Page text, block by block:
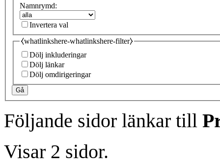
Namnrymd:
Invertera val
⧼whatlinkshere-whatlinkshere-filter⧽
Dölj inkluderingar
Dölj länkar
Dölj omdirigeringar
Gå
Följande sidor länkar till
Visar 2 sidor.